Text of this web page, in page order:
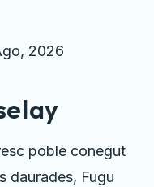
2026
poble conegut
daurades, Fugu